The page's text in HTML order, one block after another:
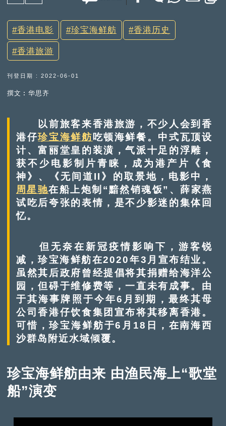
香港电影 珍宝海鲜舫 香港历史
香港旅游
刊登日期 : 2022-06-01
撰文︰华思齐
以前旅客来香港旅游，不少人会到香
港仔珍宝海鲜舫吃顿海鲜餐。中式瓦顶设
计、富丽堂皇的装潢，气派十足的浮雕，
获不少电影制片青睐，成为港产片《食
神》、《无间道II》的取景地，电影中，
周星驰在船上炮制“黯然销魂饭”、薛家燕
试吃后夸张的表情，是不少影迷的集体回
忆。
但无奈在新冠疫情影响下，游客锐
减，珍宝海鲜舫在2020年3月宣布结业。
虽然其后政府曾经提倡将其捐赠给海洋公
园，但碍于维修费等，一直未有成事。由
于其海事牌照于今年6月到期，最终其母
公司香港仔饮食集团宣布将其移离香港。
可惜，珍宝海鲜舫于6月18日，在南海西
沙群岛附近水域倾覆。
珍宝海鲜舫由来 由渔民海上“歌堂
船”演变